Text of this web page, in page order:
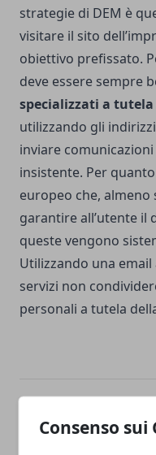
Consenso sui
strategie di DEM è
visitare il sito
obiettivo prefissato.
deve essere sempre
specializzati a
utilizzando gli
inviare
insistente. Per
europeo che,
garantire all’utente il
queste vengono
Utilizzando una
servizi non
personali a tutela